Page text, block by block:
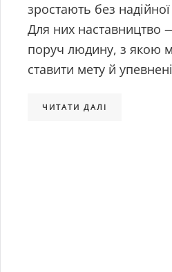
зростають без
Для них наставництво
поруч людину, з якою
ставити мету й
ЧИТАТИ ДАЛІ